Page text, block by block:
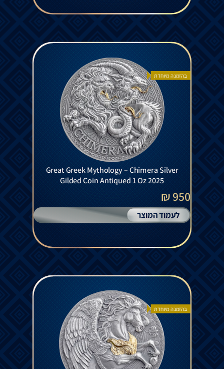
בהזמנה מיוחדת
Great Greek Mythology – Chimera Silver
Gilded Coin Antiqued 1 Oz 2025
950 ₪
לעמוד המוצר
בהזמנה מיוחדת